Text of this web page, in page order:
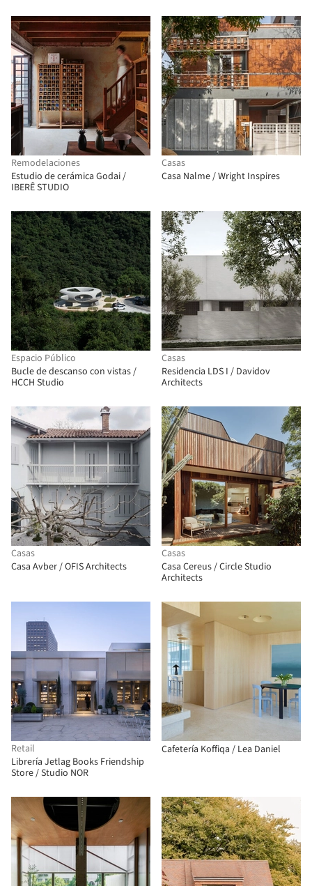
Remodelaciones
Estudio de cerámica Godai /
IBERÊ STUDIO
Casas
Casa Nalme / Wright Inspires
Espacio Público
Bucle de descanso con vistas /
HCCH Studio
Casas
Residencia LDS I / Davidov
Architects
Casas
Casa Avber / OFIS Architects
Casas
Casa Cereus / Circle Studio
Architects
Retail
Librería Jetlag Books Friendship
Store / Studio NOR
Cafetería Koffiqa / Lea Daniel